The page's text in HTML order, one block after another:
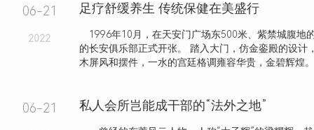
06-21
2022
足疗舒缓养生 传统保健在美盛行
1996年10月，在天安门广场东500米、紫禁城腹地
的长安俱乐部正式开张。 踏入大门，仿金銮殿的设计
木屏风和摆件，一水的宫廷格调雍容华贵，金碧辉煌。
06-21 私人会所岂能成干部的“法外之地”